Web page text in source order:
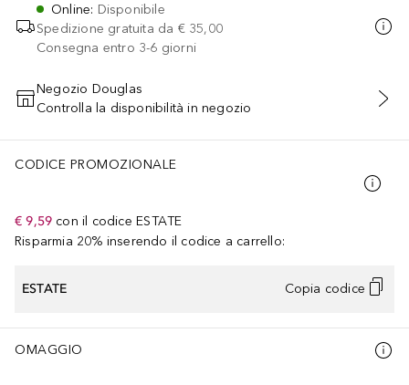
Online: Disponibile
Spedizione gratuita da € 35,00
Consegna entro 3-6 giorni
AGGIUNGI AL CARRELLO
Negozio Douglas
Controlla la disponibilità in negozio
CODICE PROMOZIONALE
€ 9,59 con il codice ESTATE
Risparmia 20% inserendo il codice a carrello:
ESTATE Copia codice
OMAGGIO